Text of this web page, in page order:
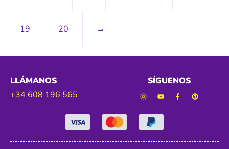
19 20 →
LLÁMANOS
+34 608 196 565
SÍGUENOS